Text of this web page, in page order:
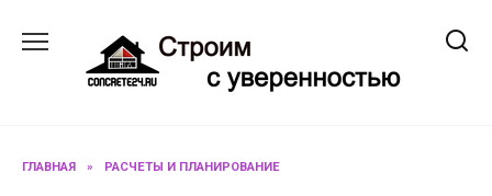
содержанию
ГЛАВНАЯ » РАСЧЕТЫ И ПЛАНИРОВАНИЕ